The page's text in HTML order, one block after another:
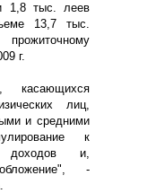
1,8 тыс. леев
13,7 тыс.
г.
касающихся
лиц,
и средними
к
доходов и,
-